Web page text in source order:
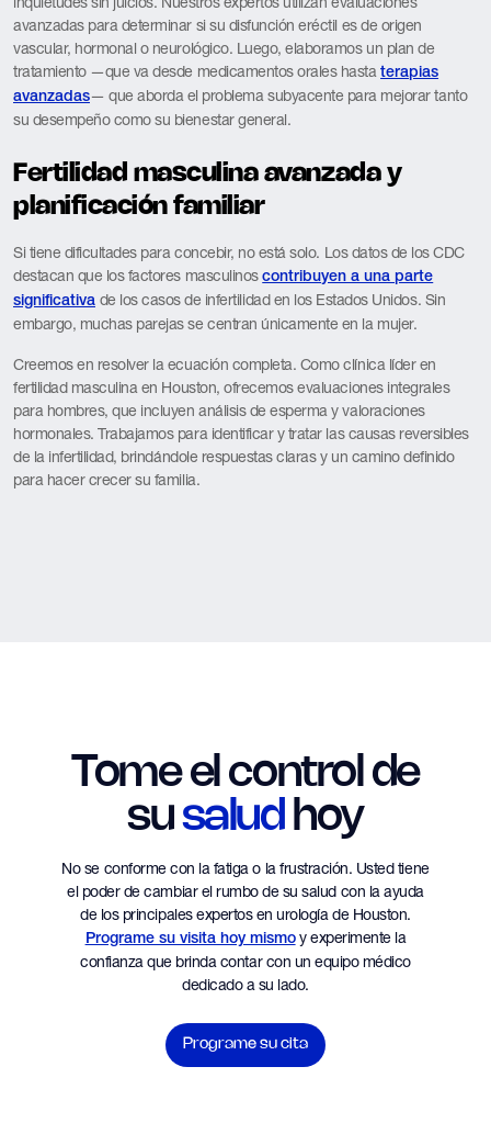
avanzadas para determinar si su disfunción eréctil es de origen
vascular, hormonal o neurológico. Luego, elaboramos un plan de
tratamiento —que va desde medicamentos orales hastaterapias
avanzadas— que aborda el problema subyacente para mejorar tanto
su desempeño como su bienestar general.
Fertilidad masculina avanzada y
planificación familiar
Si tiene dificultades para concebir, no está solo. Los datos de los CDC
destacan que los factores masculinoscontribuyen a una parte
significativa de los casos de infertilidad en los Estados Unidos. Sin
embargo, muchas parejas se centran únicamente en la mujer.
Creemos en resolver la ecuación completa. Como clínica líder en
fertilidad masculina en Houston, ofrecemos evaluaciones integrales
para hombres, que incluyen análisis de esperma y valoraciones
hormonales. Trabajamos para identificar y tratar las causas reversibles
de la infertilidad, brindándole respuestas claras y un camino definido
para hacer crecer su familia.
Tome el control de
susaludhoy
No se conforme con la fatiga o la frustración. Usted tiene
el poder de cambiar el rumbo de su salud con la ayuda
de los principales expertos en urología de Houston.
Programe su visita hoy mismoy experimente la
confianza que brinda contar con un equipo médico
dedicado a su lado.
Programe su cita